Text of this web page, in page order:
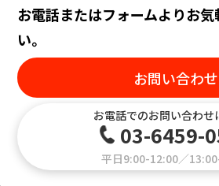
お電話またはフォームよりお
い。
お問い合わせ
お電話でのお問い合わせ
03-6459-
平日9:00-12:00／